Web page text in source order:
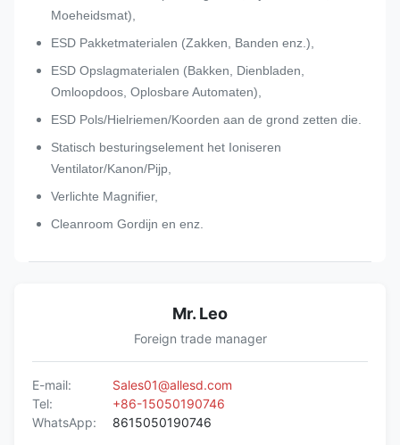
Moeheidsmat),
ESD Pakketmaterialen (Zakken, Banden enz.),
ESD Opslagmaterialen (Bakken, Dienbladen,
Omloopdoos, Oplosbare Automaten),
ESD Pols/Hielriemen/Koorden aan de grond zetten die.
Statisch besturingselement het Ioniseren
Ventilator/Kanon/Pijp,
Verlichte Magnifier,
Cleanroom Gordijn en enz.
Mr. Leo
Foreign trade manager
E-mail:
Sales01@allesd.com
Tel:
+86-15050190746
WhatsApp:
8615050190746